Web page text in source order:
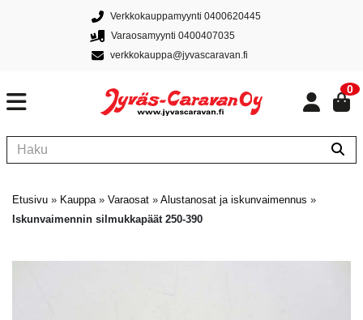
Verkkokauppamyynti 0400620445
Varaosamyynti 0400407035
verkkokauppa@jyvascaravan.fi
0
Etusivu » Kauppa» Varaosat » Alustanosat ja iskunvaimennus »
Iskunvaimennin silmukkapäät 250-390